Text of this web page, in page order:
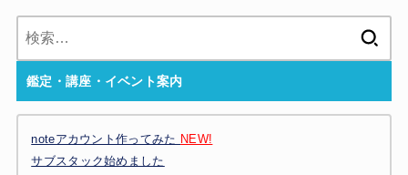
鑑定・講座・イベント案内
noteアカウント作ってみた NEW!
サブスタック始めました